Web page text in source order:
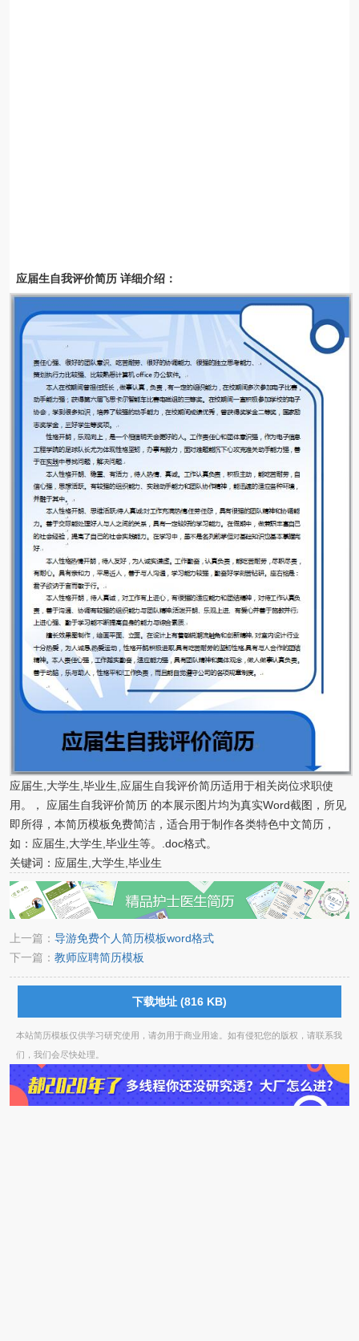
应届生自我评价简历 详细介绍：
应届生,大学生,毕业生,应届生自我评价简历适用于相关岗位求职使
用。， 应届生自我评价简历 的本展示图片均为真实Word截图，所见
即所得，本简历模板免费简洁，适合用于制作各类特色中文简历，
如：应届生,大学生,毕业生等。.doc格式。
关键词：应届生,大学生,毕业生
上一篇： 导游免费个人简历模板word格式
下一篇： 教师应聘简历模板
下载地址 (816 KB)
本站简历模板仅供学习研究使用，请勿用于商业用途。如有侵犯您的版权，请联系我
们，我们会尽快处理。